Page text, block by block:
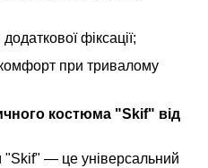
фіксації;
комфорт при тривалому
костюма "Skif" від
— це універсальний